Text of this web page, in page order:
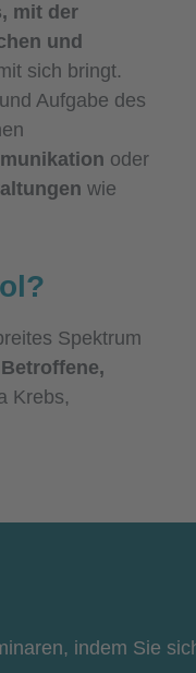
mit der
und
sich bringt.
Aufgabe des
oder
wie
Spektrum
Krebs,
indem Sie